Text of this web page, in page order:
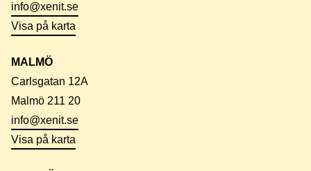
info@xenit.se
Visa på karta
MALMÖ
Carlsgatan 12A
Malmö 211 20
info@xenit.se
Visa på karta